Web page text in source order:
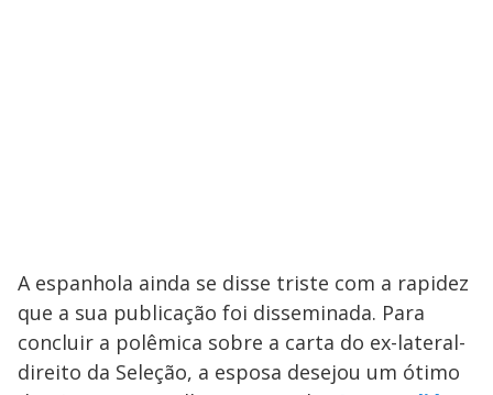
A espanhola ainda se disse triste com a rapidez
que a sua publicação foi disseminada. Para
concluir a polêmica sobre a carta do ex-lateral-
direito da Seleção, a esposa desejou um ótimo